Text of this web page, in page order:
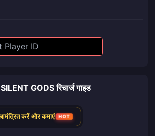
GODS रिचार्ज गाइड
करें और कमाएं HOT